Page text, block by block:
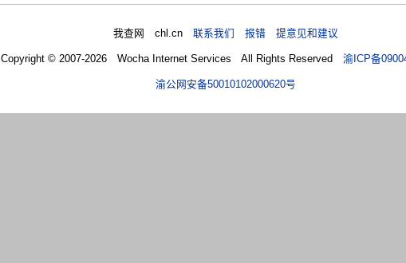
我查网 chl.cn联系我们 报错 提意见和建议
Copyright © 2007-2026 Wocha Internet Services All Rights Reserved渝ICP备
渝公网安备50010102000620号